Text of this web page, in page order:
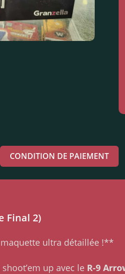
CONDITION DE PAIEMENT
Final 2)
maquette ultra détaillée !**
up avec le R-9